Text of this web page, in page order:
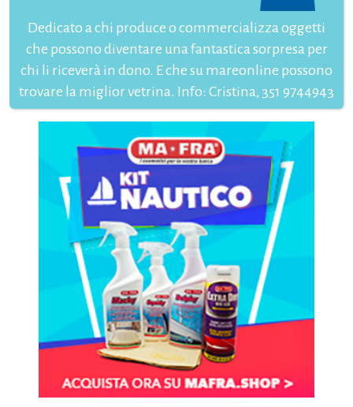
Dedicato a chi produce o commercializza oggetti
che possono diventare una fantastica sorpresa per
chi li riceverà in dono. E che su mareonline possono
trovare la miglior vetrina. Info: Cristina, 351 9744943